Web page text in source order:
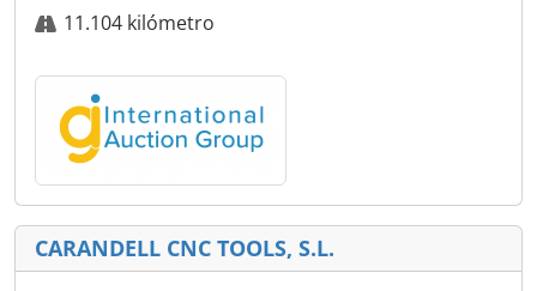
11.104 kilómetro
CARANDELL CNC TOOLS, S.L.